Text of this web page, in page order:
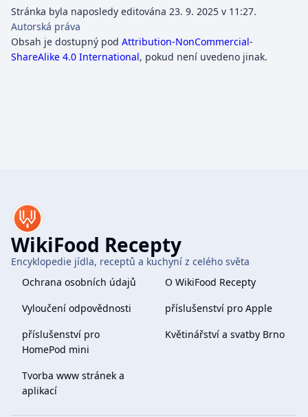
Stránka byla naposledy editována 23. 9. 2025 v 11:27.
Autorská práva
Obsah je dostupný pod Attribution-NonCommercial-
ShareAlike 4.0 International, pokud není uvedeno jinak.
WikiFood Recepty
Encyklopedie jídla, receptů a kuchyní z celého světa
Ochrana osobních údajů
O WikiFood Recepty
Vyloučení odpovědnosti
příslušenství pro Apple
příslušenství pro
HomePod mini
Květinářství a svatby Brno
Tvorba www stránek a
aplikací